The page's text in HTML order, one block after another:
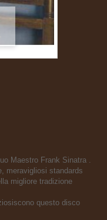
Maestro Frank Sinatra .
meravigliosi standards
migliore tradizione
questo disco